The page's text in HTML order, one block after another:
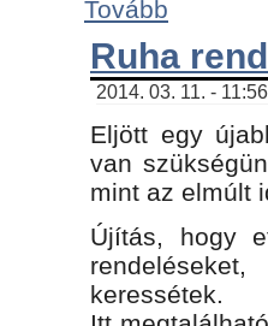
Tovább
Ruha
2014. 03. 11. -
Eljött egy
van
mint az elmúlt
Újítás, hogy
keressétek.